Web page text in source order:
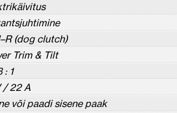
(dog clutch)
Trim & Tilt
: 1
/ 22 A
või paadi sisene paak